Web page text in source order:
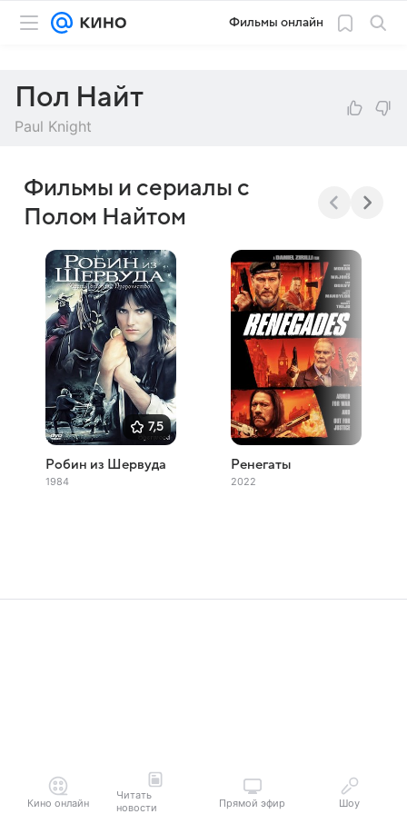
Фильмы онлайн
Пол Найт
Paul Knight
Фильмы и сериалы с
Полом Найтом
7,5
Робин из Шервуда
1984
Ренегаты
2022
Кино онлайн
Читать
новости
Прямой эфир Шоу